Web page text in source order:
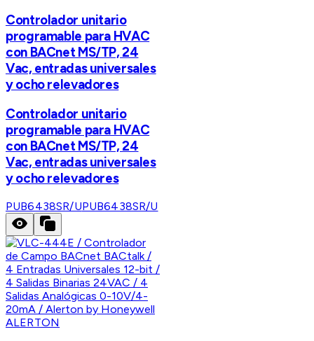
Controlador unitario
programable para HVAC
con BACnet MS/TP, 24
Vac, entradas universales
y ocho relevadores
Controlador unitario
programable para HVAC
con BACnet MS/TP, 24
Vac, entradas universales
y ocho relevadores
PUB6438SR/UPUB6438SR/U
ALERTON